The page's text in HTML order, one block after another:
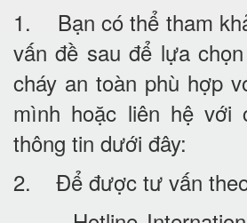
1. Bạn có thể tham
vấn đề sau để lựa
cháy an toàn phù hợp
mình hoặc liên hệ với
thông tin dưới đây:
2. Để được tư vấn